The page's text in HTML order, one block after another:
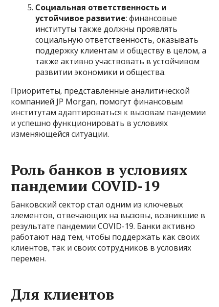
Социальная ответственность и
устойчивое развитие: финансовые
институты также должны проявлять
социальную ответственность, оказывать
поддержку клиентам и обществу в целом, а
также активно участвовать в устойчивом
развитии экономики и общества.
Приоритеты, представленные аналитической
компанией JP Morgan, помогут финансовым
институтам адаптироваться к вызовам пандемии
и успешно функционировать в условиях
изменяющейся ситуации.
Роль банков в условиях
пандемии COVID-19
Банковский сектор стал одним из ключевых
элементов, отвечающих на вызовы, возникшие в
результате пандемии COVID-19. Банки активно
работают над тем, чтобы поддержать как своих
клиентов, так и своих сотрудников в условиях
перемен.
Для клиентов